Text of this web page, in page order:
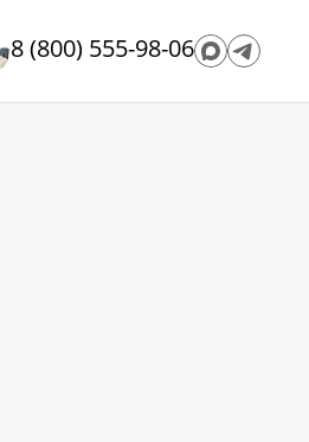
8 (800) 555-98-06